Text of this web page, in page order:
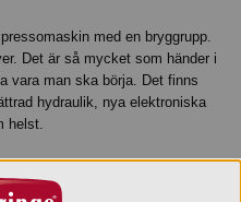
med en bryggrupp.
Det är så mycket som händer i
vara man ska börja. Det finns
hydraulik, nya elektroniska
helst.
blinkning till den klassiska